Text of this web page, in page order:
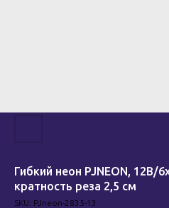
Гибкий неон PJNEON, 12В/
кратность реза 2,5 см
SKU: PJneon-2835-13